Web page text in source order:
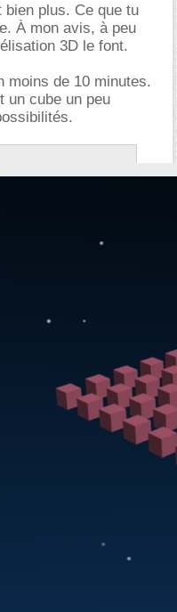
plus. Ce que tu
À mon avis, à peu
3D le font.
moins de 10 minutes.
un cube un peu